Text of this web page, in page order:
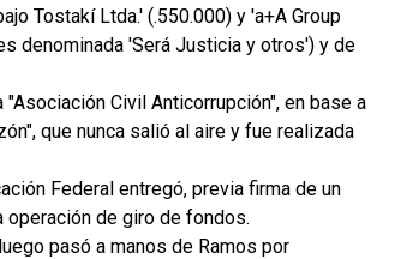
Tostakí Ltda.' (.550.000) y 'a+A Group
denominada 'Será Justicia y otros') y de
Civil Anticorrupción", en base a
que nunca salió al aire y fue realizada
Federal entregó, previa firma de un
operación de giro de fondos.
pasó a manos de Ramos por